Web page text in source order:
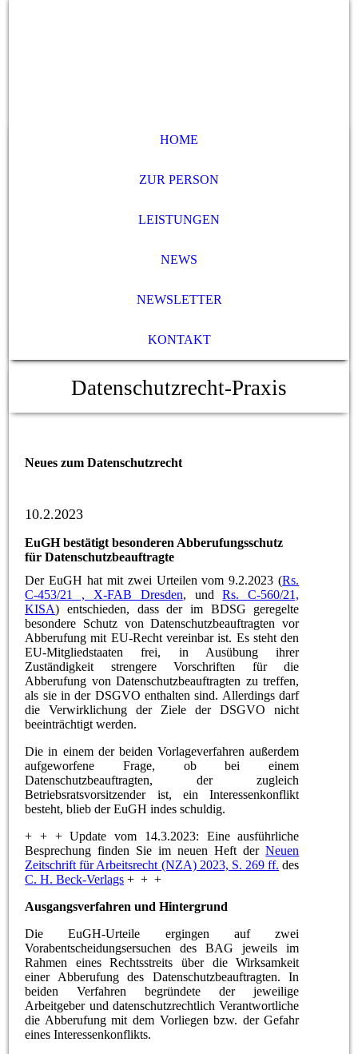
HOME
ZUR PERSON
LEISTUNGEN
NEWS
NEWSLETTER
KONTAKT
Datenschutzrecht-Praxis
Neues zum Datenschutzrecht
10.2.2023
EuGH bestätigt besonderen Abberufungsschutz
für Datenschutzbeauftragte
Der EuGH hat mit zwei Urteilen vom 9.2.2023 (Rs.
C-453/21 , X-FAB Dresden, undRs. C-560/21,
KISA) entschieden, dass der im BDSG geregelte
besondere Schutz von Datenschutzbeauftragten vor
Abberufung mit EU-Recht vereinbar ist. Es steht den
EU-Mitgliedstaaten frei, in Ausübung ihrer
Zuständigkeit strengere Vorschriften für die
Abberufung von Datenschutzbeauftragten zu treffen,
als sie in der DSGVO enthalten sind. Allerdings darf
die Verwirklichung der Ziele der DSGVO nicht
beeinträchtigt werden.
Die in einem der beiden Vorlageverfahren außerdem
aufgeworfene Frage, ob bei einem
Datenschutzbeauftragten, der zugleich
Betriebsratsvorsitzender ist, ein Interessenkonflikt
besteht, blieb der EuGH indes schuldig.
+ + + Update vom 14.3.2023: Eine ausführliche
Besprechung finden Sie im neuen Heft derNeuen
Zeitschrift für Arbeitsrecht (NZA) 2023, S. 269 ff. des
C. H. Beck-Verlags + + +
Ausgangsverfahren und Hintergrund
Die EuGH-Urteile ergingen auf zwei
Vorabentscheidungsersuchen des BAG jeweils im
Rahmen eines Rechtsstreits über die Wirksamkeit
einer Abberufung des Datenschutzbeauftragten. In
beiden Verfahren begründete der jeweilige
Arbeitgeber und datenschutzrechtlich Verantwortliche
die Abberufung mit dem Vorliegen bzw. der Gefahr
eines Interessenkonflikts.